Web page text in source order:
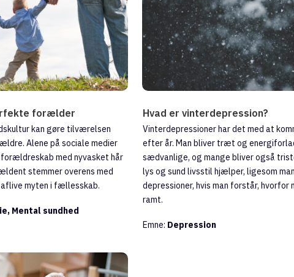
forælder
kan gøre tilværelsen
Alene på sociale medier
med nyvasket hår
stemmer overens med
aflive myten i fællesskab.
Mental sundhed
Hvad er vinterdepression?
Vinterdepressioner har det med at
efter år. Man bliver træt og
sædvanlige, og mange bliver også
lys og sund livsstil hjælper, ligesom
depressioner, hvis man forstår, hvorfor
ramt.
Emne: Depression